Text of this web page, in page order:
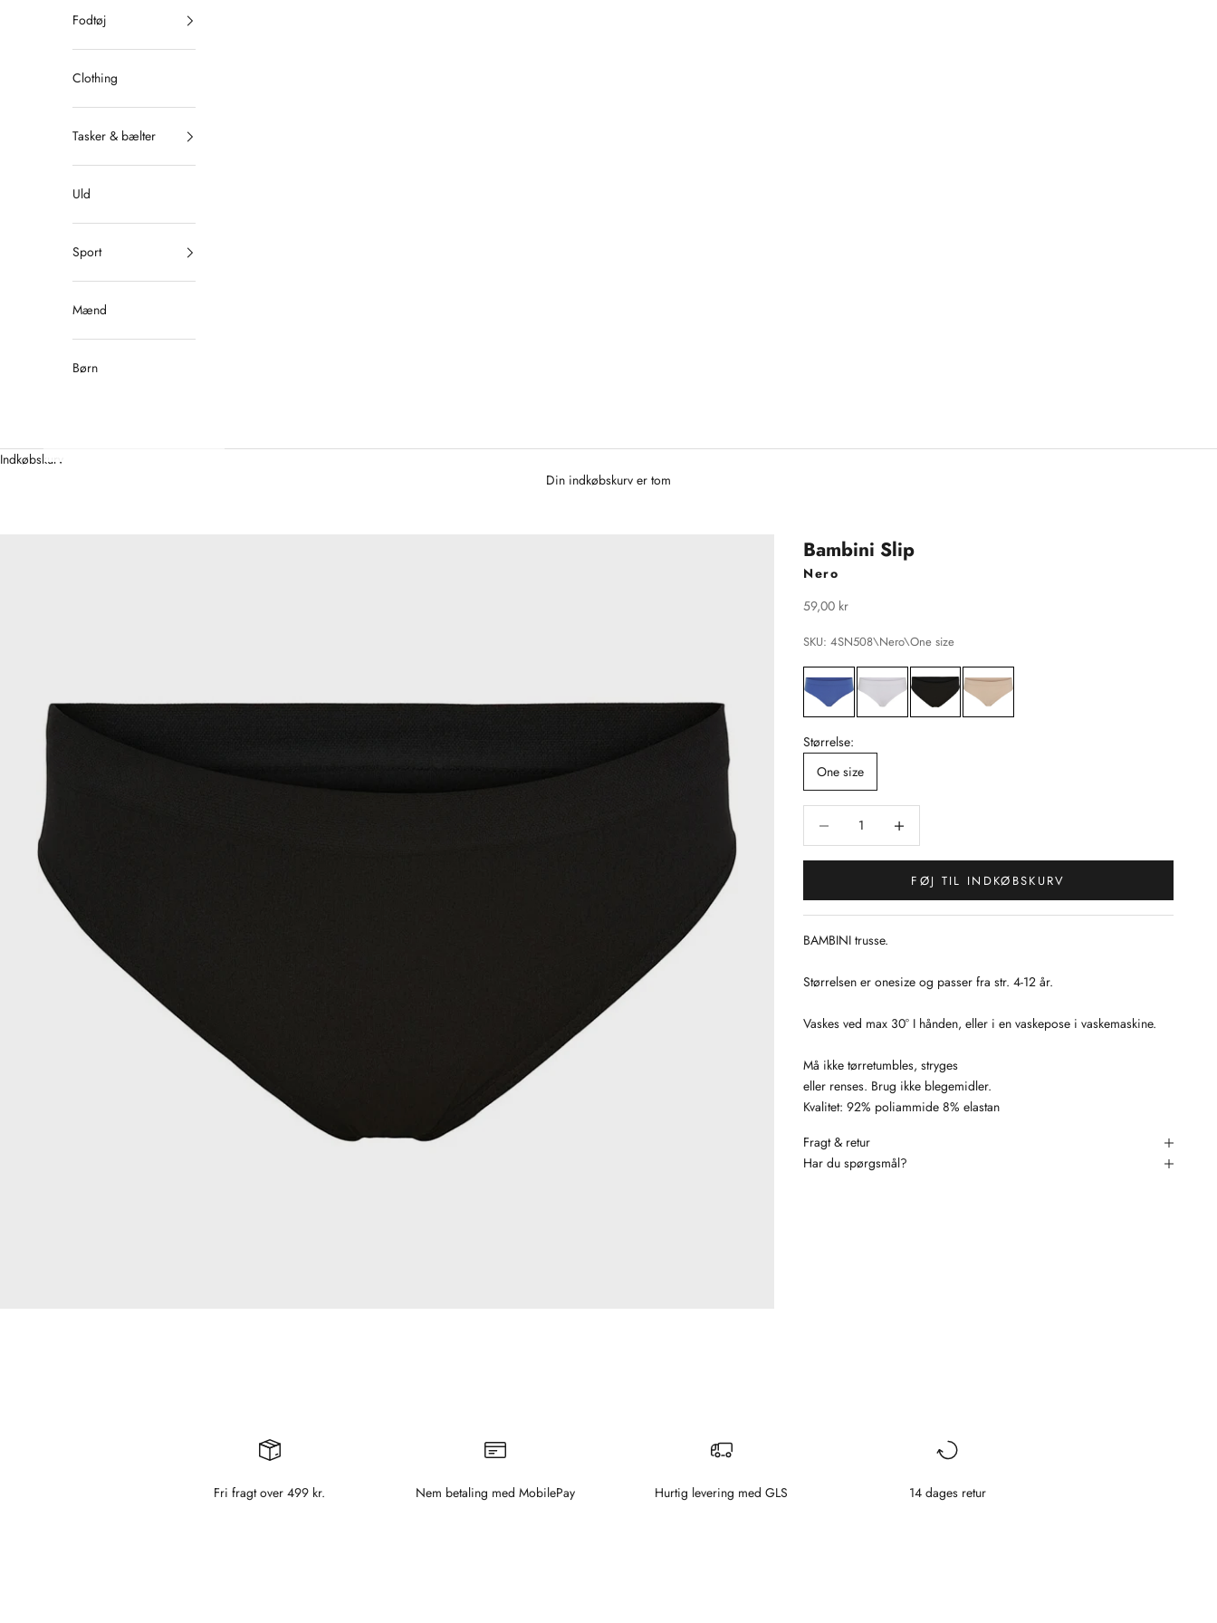
Fodtøj
Clothing
Tasker & bælter
Uld
Sport
Mænd
Børn
Indkøbskurv
Din indkøbskurv er tom
Bambini Slip
Nero
Salgspris
59,00 kr
SKU: 4SN508\Nero\One size
Størrelse:
One size
FØJ TIL INDKØBSKURV
BAMBINI trusse.
Størrelsen er onesize og passer fra str. 4-12 år.
Vaskes ved max 30° I hånden, eller i en vaskepose i vaskemaskine.
Må ikke tørretumbles, stryges
eller renses. Brug ikke blegemidler.
Kvalitet: 92% poliammide 8% elastan
Fragt & retur
Har du spørgsmål?
Fri fragt over 499 kr. Nem betaling med MobilePay Hurtig levering med GLS 14 dages retur